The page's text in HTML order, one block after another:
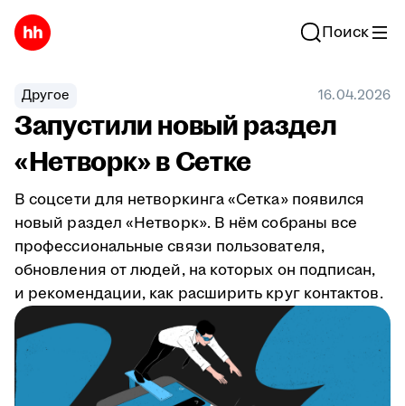
Поиск
Другое 16.04.2026
Запустили новый раздел
«Нетворк» в Сетке
В соцсети для нетворкинга «Сетка» появился
новый раздел «Нетворк». В нём собраны все
профессиональные связи пользователя,
обновления от людей, на которых он подписан,
и рекомендации, как расширить круг контактов.